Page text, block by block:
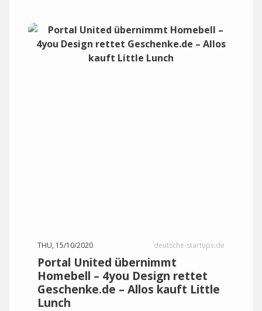
THU, 15/10/2020 deutsche-startups.de
Portal United übernimmt
Homebell – 4you Design rettet
Geschenke.de – Allos kauft Little
Lunch